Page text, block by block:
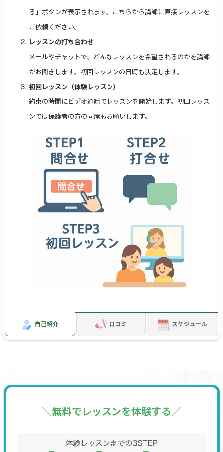
そろばん初心者・未経験者（0〜9の数字の読み書きができれ
ば何歳からでもスタート可能！）
経験者・ブランクがある方（日本珠算連盟・全国珠算連盟な
ど、これまでのやり方を引き継いで指導可能です。より効率的
な「両落とし」「後掛け」などの最速技法へのスムーズな移
行もサポートします）
💡 柔軟なスケジュール管理
基本的には固定曜日・時間での受講となりますが、事前にご
一報いただければ、振替レッスンや月ごとの回数変更もご自
由に行っていただけます。毎月15日頃に翌月分のスケジュール
を公開します。
▼ 初回受講をご検討の方へ
現在、他事業との兼ね合いで新規受付を停止しております
が、再開後の定期受講をご希望の方には無料体験レッスン
ご予約の前に、まずは緑色の『くらもと先生に問合せする』
【お問合せフォーマット】
・体験希望日時（複数）：○月○日○時、○月○日○時
・経験歴：初心者 / ○○連盟の珠算○級・暗算○級練習中 or
※原則24時間以内にご返信いたします。
る」ボタンが表示されます。こちらから講師に直接レッスンを
ご依頼ください。
レッスンの打ち合わせ
メールやチャットで、どんなレッスンを希望されるのかを講師
がお聞きします。初回レッスンの日時も決定します。
初回レッスン（体験レッスン）
約束の時間にビデオ通話でレッスンを開始します。初回レッス
ンでは保護者の方の同席もお願いします。
自己紹介 口コミ スケジュール
＼無料でレッスンを体験する／